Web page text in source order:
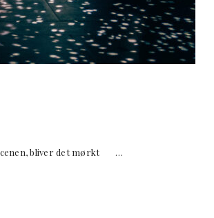
bliver det mørkt …